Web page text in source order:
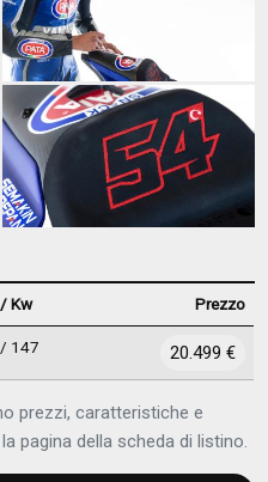
Kw Prezzo
147 20.499 €
prezzi, caratteristiche e
pagina della scheda di listino.